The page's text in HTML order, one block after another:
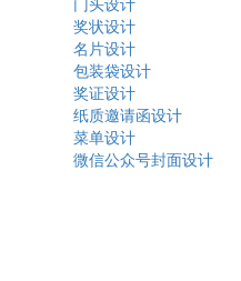
门头设计
奖状设计
名片设计
包装袋设计
奖证设计
纸质邀请函设计
菜单设计
微信公众号封面设计